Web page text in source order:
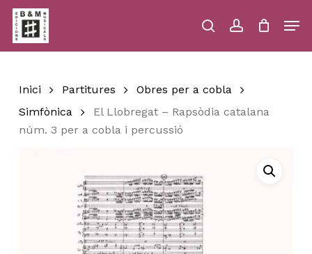
Skip
main
content
searchaccount
Close
Inici Partitures
Obres per a cobla
Simfònica
El Llobregat – Rapsòdia catalana
núm. 3 per a cobla i percussió
Menu